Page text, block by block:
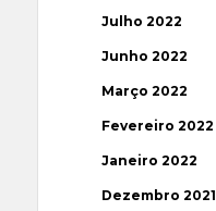
Julho 2022
Junho 2022
Março 2022
Fevereiro 2022
Janeiro 2022
Dezembro 2021